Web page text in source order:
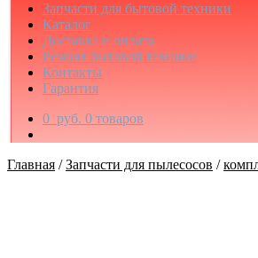
Запчасти для бытовой техники
Каталог
Доставка и оплата
Ремонт бытовой техники
Контакты
Гарантия
0 руб. 0 товаров
Главная /Запчасти для пылесосов /